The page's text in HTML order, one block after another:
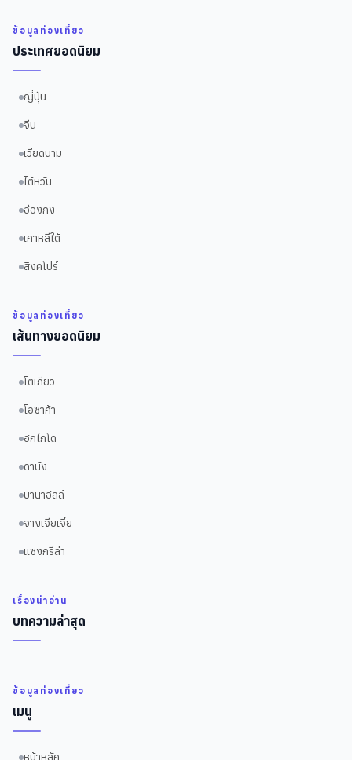
ข้อมูลท่องเที่ยว
ประเทศยอดนิยม
ญี่ปุ่น
จีน
เวียดนาม
ไต้หวัน
ฮ่องกง
เกาหลีใต้
สิงคโปร์
ข้อมูลท่องเที่ยว
เส้นทางยอดนิยม
โตเกียว
โอซาก้า
ฮกไกโด
ดานัง
บานาฮิลล์
จางเจียเจี้ย
แซงกรีล่า
เรื่องน่าอ่าน
บทความล่าสุด
ข้อมูลท่องเที่ยว
เมนู
หน้าหลัก